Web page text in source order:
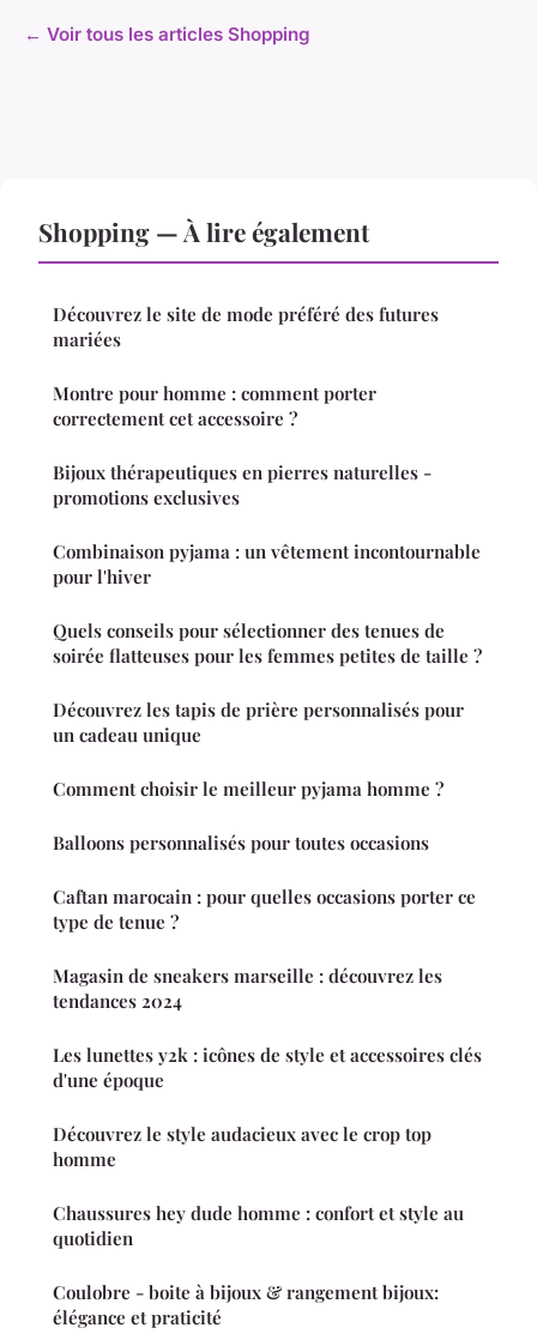
← Voir tous les articles Shopping
Shopping — À lire également
Découvrez le site de mode préféré des futures
mariées
Montre pour homme : comment porter
correctement cet accessoire ?
Bijoux thérapeutiques en pierres naturelles -
promotions exclusives
Combinaison pyjama : un vêtement incontournable
pour l'hiver
Quels conseils pour sélectionner des tenues de
soirée flatteuses pour les femmes petites de taille ?
Découvrez les tapis de prière personnalisés pour
un cadeau unique
Comment choisir le meilleur pyjama homme ?
Balloons personnalisés pour toutes occasions
Caftan marocain : pour quelles occasions porter ce
type de tenue ?
Magasin de sneakers marseille : découvrez les
tendances 2024
Les lunettes y2k : icônes de style et accessoires clés
d'une époque
Découvrez le style audacieux avec le crop top
homme
Chaussures hey dude homme : confort et style au
quotidien
Coulobre - boite à bijoux & rangement bijoux:
élégance et praticité